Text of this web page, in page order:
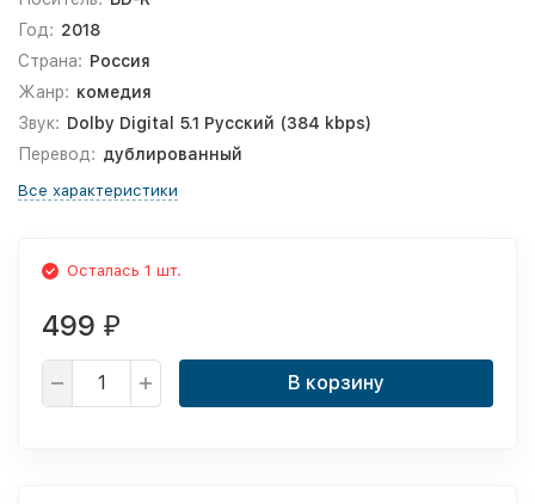
Год: 2018
Страна: Россия
Жанр: комедия
Звук: Dolby Digital 5.1 Русский (384 kbps)
Перевод: дублированный
Все характеристики
Осталась 1 шт.
499 ₽
В корзину